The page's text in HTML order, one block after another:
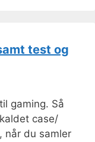
test og
gaming. Så
case/
når du samler